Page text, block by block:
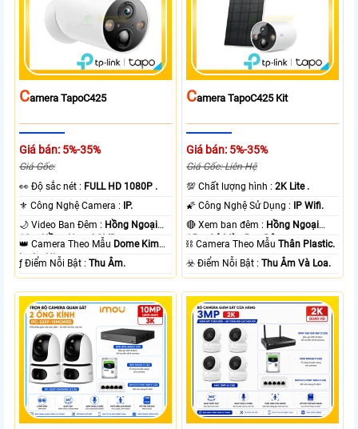
CAmera TapoC425
Giá bán: 5%-35%
Giá Gốc:
️👀 Độ sắc nét : FULL HD 1080P .
⚜️ Công Nghệ Camera :
IP.
🌙 Video Ban Đêm : Hồng Ngoại
10m Hồng Ngoại SMD.
👑 Camera Theo Mẫu Dome Kim
loại + Nhựa.
️ƒ Điểm Nỗi Bật :Thu Âm.
CAmera TapoC425 Kit
Giá bán: 5%-35%
Giá Gốc: Liên Hệ
💯 Chất lượng hình :2K Lite .
🌠 Công Nghệ Sử Dụng :
IP Wifi.
🔴 Xem ban đêm : Hồng Ngoại
15m Có Màu Ban Ðêm.
⛓ Camera Theo MẫuThân Plastic.
️☣️ Điểm Nỗi Bật :Thu Âm Và Loa.